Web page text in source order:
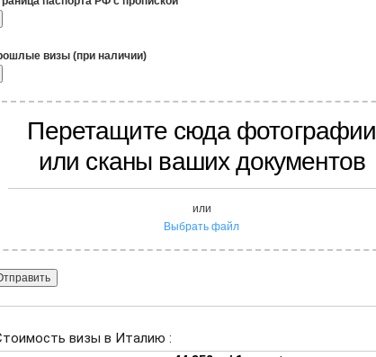
визы (при наличии)
Перетащите сюда фотографии
или сканы ваших документов
или
Выбрать файл